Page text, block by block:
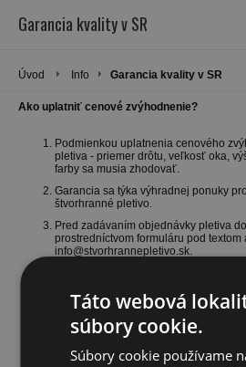
Garancia kvality v SR
Úvod Info Garancia kvality v SR
Ako uplatniť cenové zvýhodnenie?
Podmienkou uplatnenia cenového
pletiva - priemer drôtu, veľkosť oka,
farby sa musia zhodovať.
Garancia sa týka výhradnej ponuky
štvorhranné pletivo.
Pred zadávaním objednávky pletiva
prostredníctvom formuláru pod
info@stvorhrannepletivo.sk.
pracovník preverí poskytnuté
uvedie Vám našu najnižšiu možnú
Po overení ceny u konkurencie a
cien Vám pošleme prostredníctvom
odsúhlasenie objednávky.
Táto webová
súbory cookie.
Súbory cookie používame